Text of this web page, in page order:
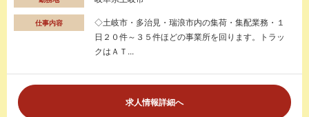
仕事内容
◇土岐市・多治見・瑞浪市内の集荷・集配業務・１
日２０件～３５件ほどの事業所を回ります。トラッ
クはＡＴ...
求人情報詳細へ